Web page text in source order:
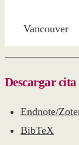
Vancouver
Descargar cita
Endnote/
BibTeX